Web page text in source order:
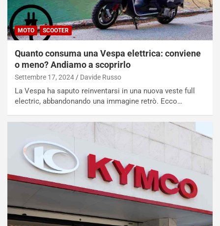
MOTO SCOOTER
Quanto consuma una Vespa elettrica: conviene
o meno? Andiamo a scoprirlo
Settembre 17, 2024 Davide Russo
La Vespa ha saputo reinventarsi in una nuova veste full
electric, abbandonando una immagine retrò. Ecco…